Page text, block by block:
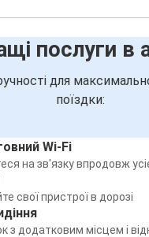
послуги в
для
поїздки:
Wi-Fi
на зв'язку впродовж
свої пристрої в дорозі
з додатковим місцем і